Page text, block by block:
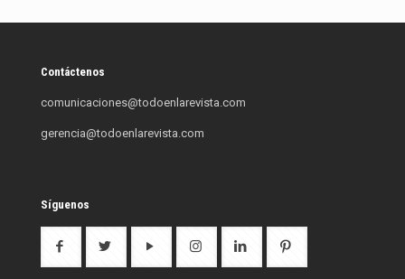
Contáctenos
comunicaciones@todoenlarevista.com
gerencia@todoenlarevista.com
Síguenos